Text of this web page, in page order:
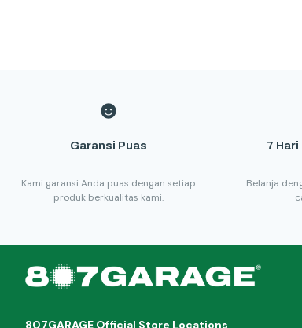
Garansi Puas
Kami garansi Anda puas dengan setiap
produk berkualitas kami.
7
Belanja
807GARAGE Official Store Locations